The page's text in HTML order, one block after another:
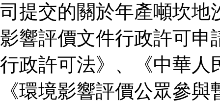
司提交的關於年產噸坎地
影響評價文件行政許可申
行政許可法》、《中華人
《環境影響評價公眾參